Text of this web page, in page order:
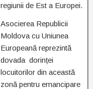
regiunii de Est a Europei.
Asocierea Republicii
Moldova cu Uniunea
Europeană reprezintă
dovada dorinței
locuitorilor din această
zonă pentru emancipare